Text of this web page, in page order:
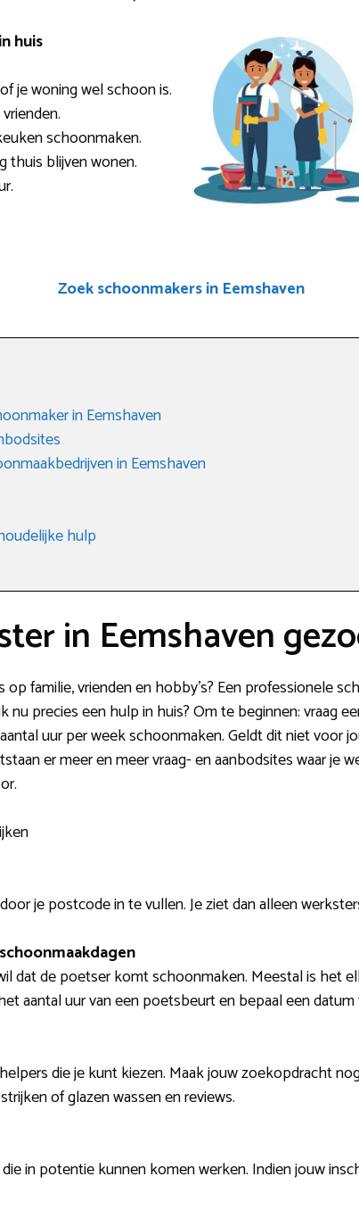
huis
je woning wel schoon is.
schoonmaken.
thuis blijven wonen.
Zoek schoonmakers in Eemshaven
in Eemshaven
in Eemshaven
hulp
in Eemshaven
familie, vrienden en hobby’s? Een professionele
nu precies een hulp in huis? Om te beginnen: vraag
uur per week schoonmaken. Geldt dit niet voor
er meer en meer vraag- en aanbodsites waar je
je postcode in te vullen. Je ziet dan alleen
dat de poetser komt schoonmaken. Meestal is het
aantal uur van een poetsbeurt en bepaal een
die je kunt kiezen. Maak jouw zoekopdracht
of glazen wassen en reviews.
in potentie kunnen komen werken. Indien jouw